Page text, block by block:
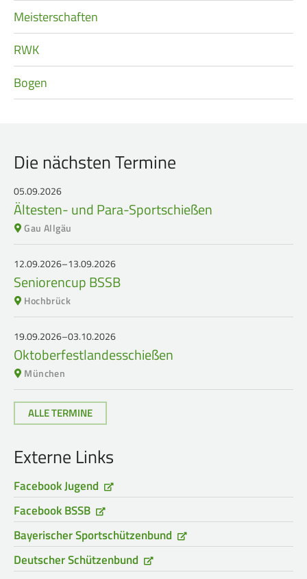
Meisterschaften
RWK
Bogen
Die nächsten Termine
05.09.2026
Ältesten- und Para-Sportschießen
Gau Allgäu
12.09.2026–13.09.2026
Seniorencup BSSB
Hochbrück
19.09.2026–03.10.2026
Oktoberfestlandesschießen
München
ALLE TERMINE
Externe Links
Facebook Jugend
Facebook BSSB
Bayerischer Sportschützenbund
Deutscher Schützenbund